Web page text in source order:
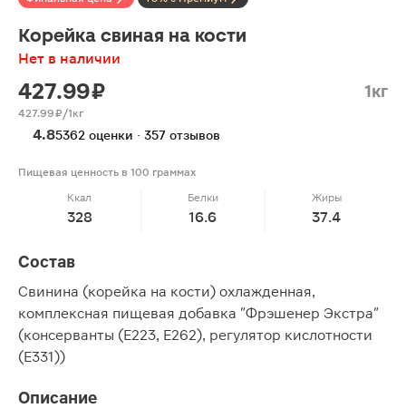
Корейка свиная на кости
Нет в наличии
427.99 ₽ 1кг
427.99 ₽/1кг
4.85362 оценки · 357 отзывов
Пищевая ценность в 100 граммах
Ккал
328
Белки
16.6
Жиры
37.4
Состав
Свинина (корейка на кости) охлажденная,
комплексная пищевая добавка "Фрэшенер Экстра"
(консерванты (Е223, Е262), регулятор кислотности
(Е331))
Описание